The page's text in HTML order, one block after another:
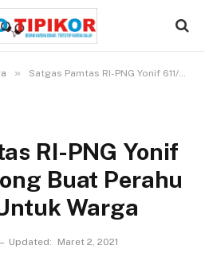
» Satgas Pamtas RI-PNG Yonif 611/Awang Long Buat Perahu Tradisional Untuk Warga
RI-PNG Yonif
Buat Perahu
Warga
Updated:
Maret 2, 2021